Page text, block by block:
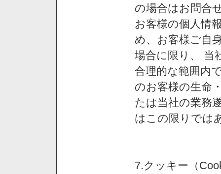
の場合はお問合
お客様の個人情
め、お客様ご自
場合に限り、 当
合理的な範囲内
のお客様の生命
たは当社の業務
はこの限りでは
7.クッキー（